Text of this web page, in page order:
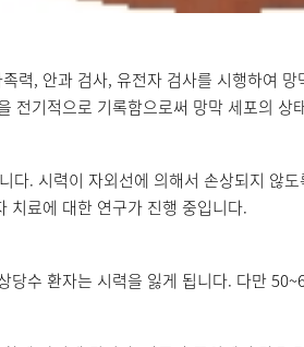
력, 안과 검사, 유전자 검사를 시행하여
전기적으로 기록함으로써 망막 세포의 상
. 시력이 자외선에 의해서 손상되지 않
치료에 대한 연구가 진행 중입니다.
수 환자는 시력을 잃게 됩니다. 다만